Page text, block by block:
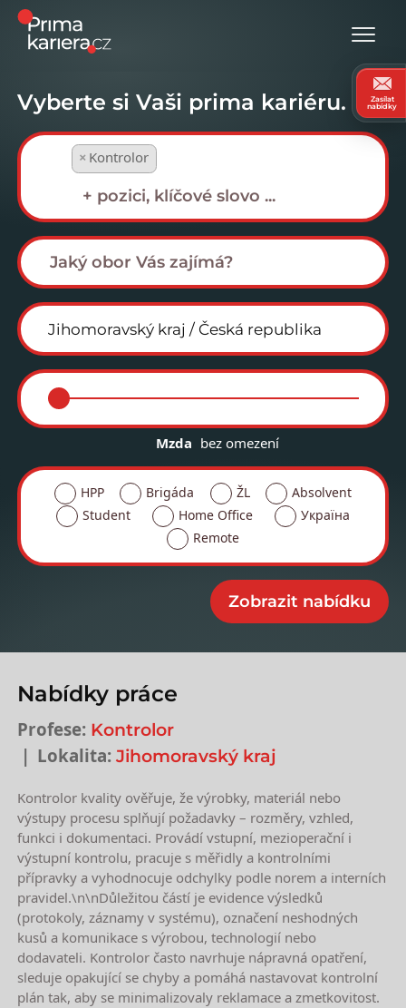
Vyberte si Vaši prima kariéru.
× Kontrolor
Mzda bez omezení
HPP Brigáda ŽL
Absolvent
Student
Home Office
Україна
Remote
Nabídky práce
Profese: Kontrolor
Lokalita: Jihomoravský kraj
Kontrolor kvality ověřuje, že výrobky, materiál nebo
výstupy procesu splňují požadavky – rozměry, vzhled,
funkci i dokumentaci. Provádí vstupní, mezioperační i
výstupní kontrolu, pracuje s měřidly a kontrolními
přípravky a vyhodnocuje odchylky podle norem a interních
pravidel.\n\nDůležitou částí je evidence výsledků
(protokoly, záznamy v systému), označení neshodných
kusů a komunikace s výrobou, technologií nebo
dodavateli. Kontrolor často navrhuje nápravná opatření,
sleduje opakující se chyby a pomáhá nastavovat kontrolní
plán tak, aby se minimalizovaly reklamace a zmetkovitost.
Zasílat
nabídky